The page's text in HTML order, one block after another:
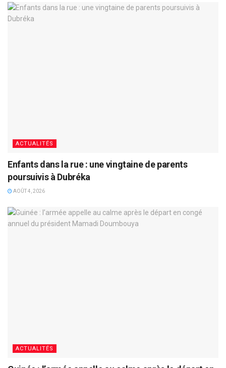
ACTUALITÉS
Enfants dans la rue : une vingtaine de parents
poursuivis à Dubréka
AOÛT 4, 2026
ACTUALITÉS